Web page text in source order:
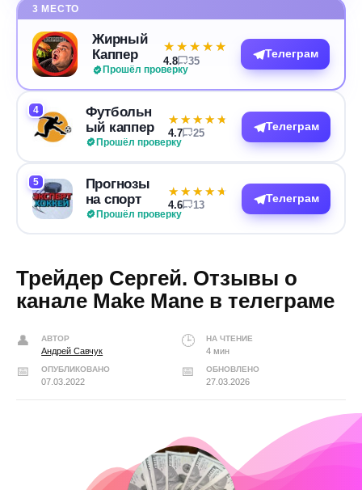
3 МЕСТО
Жирный
Каппер
Прошёл проверку
★★★★★
★★★★★
4.8 35
Телеграм
4
Футбольн
ый каппер
Прошёл проверку
★★★★★
★★★★★
4.7 25
Телеграм
5
Прогнозы
на спорт
Прошёл проверку
★★★★★
★★★★★
4.6 13
Телеграм
Трейдер Сергей. Отзывы о
канале Make Mane в телеграме
АВТОР
Андрей Савчук
НА ЧТЕНИЕ
4 мин
ОПУБЛИКОВАНО
07.03.2022
ОБНОВЛЕНО
27.03.2026